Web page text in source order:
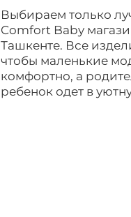
Выбираем только
Comfort Baby
Ташкенте. Все
чтобы маленькие
комфортно, а
ребенок одет в